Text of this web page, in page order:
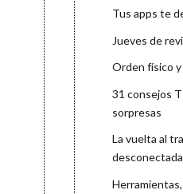
Tus apps te
Jueves de
Orden físico
31 consejos
sorpresas
La vuelta al
desconectada